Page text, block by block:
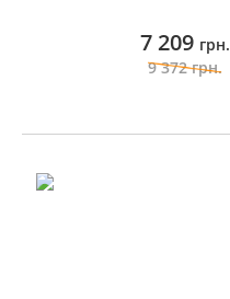
7 209 грн.
9 372грн.